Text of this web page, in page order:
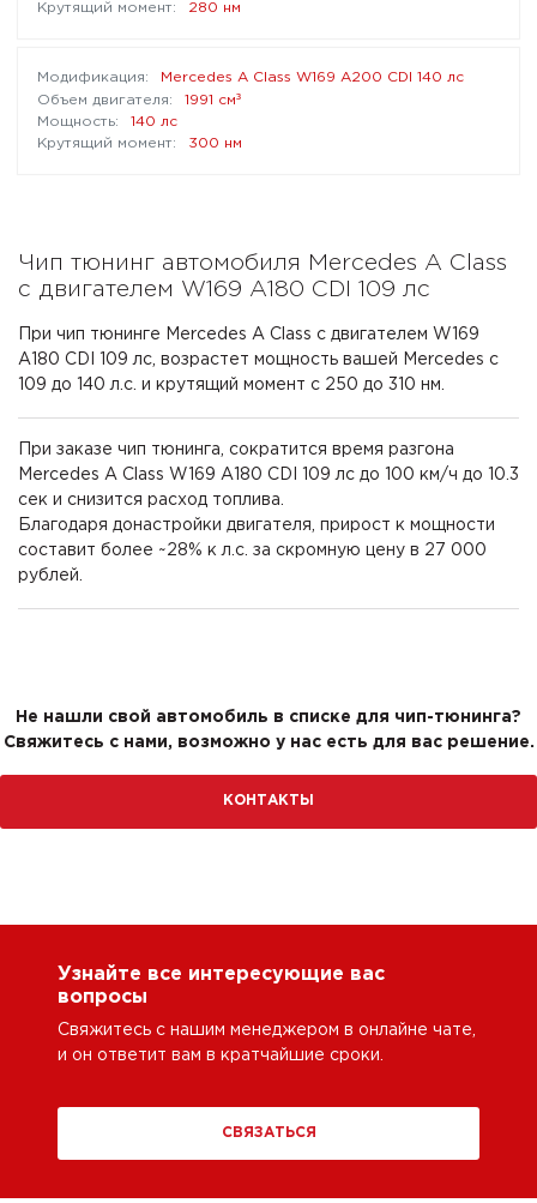
280 нм
Mercedes A Class W169 A200 CDI 140 лс
1991 см³
140 лс
300 нм
Чип тюнинг автомобиля Mercedes A Class
с двигателем W169 A180 CDI 109 лс
При чип тюнинге Mercedes A Class с двигателем W169
A180 CDI 109 лс, возрастет мощность вашей Mercedes с
109 до 140 л.с. и крутящий момент с 250 до 310 нм.
При заказе чип тюнинга, сократится время разгона
Mercedes A Class W169 A180 CDI 109 лс до 100 км/ч до 10.3
сек и снизится расход топлива.
Благодаря донастройки двигателя, прирост к мощности
составит более ~28% к л.с. за скромную цену в 27 000
рублей.
Не нашли свой автомобиль в списке для чип-тюнинга?
Свяжитесь с нами, возможно у нас есть для вас решение.
КОНТАКТЫ
Узнайте все интересующие вас
вопросы
Свяжитесь с нашим менеджером в онлайне чате,
и он ответит вам в кратчайшие сроки.
СВЯЗАТЬСЯ